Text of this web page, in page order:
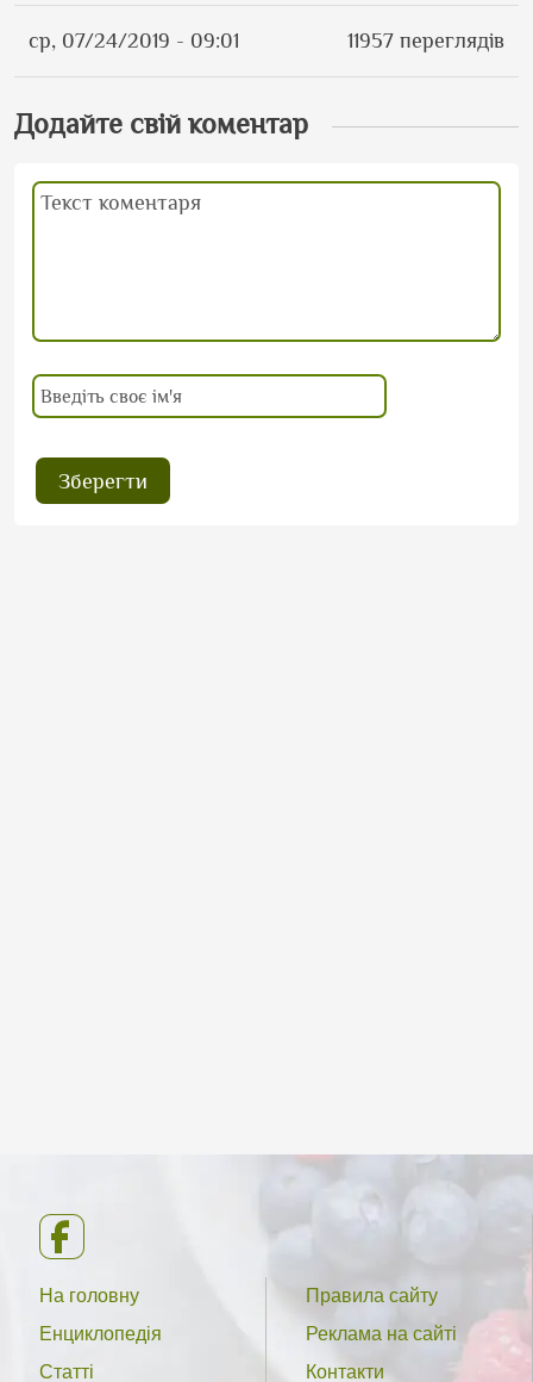
ср, 07/24/2019 - 09:01 11957 переглядів
Додайте свій коментар
На головну
Енциклопедія
Статті
Правила сайту
Реклама на сайті
Контакти